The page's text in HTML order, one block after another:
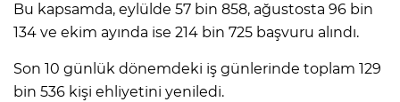
Bu kapsamda, eylülde 57 bin 858, ağustosta 96 bin
134 ve ekim ayında ise 214 bin 725 başvuru alındı.
Son 10 günlük dönemdeki iş günlerinde toplam 129
bin 536 kişi ehliyetini yeniledi.